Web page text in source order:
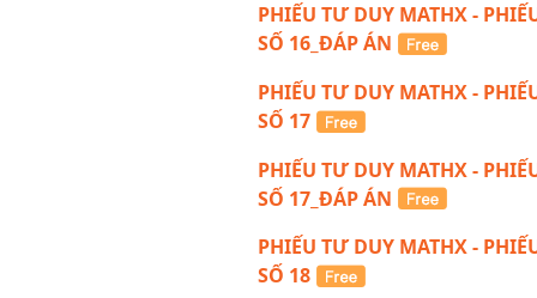
PHIẾU TƯ DUY MATHX -
SỐ 16_ĐÁP ÁN
PHIẾU TƯ DUY MATHX -
SỐ 17
PHIẾU TƯ DUY MATHX -
SỐ 17_ĐÁP ÁN
PHIẾU TƯ DUY MATHX -
SỐ 18